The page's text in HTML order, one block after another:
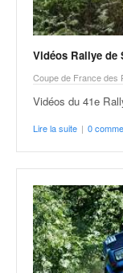
Vidéos Rallye de
Coupe de France des
Vidéos du 41e
Lire la suite | 0